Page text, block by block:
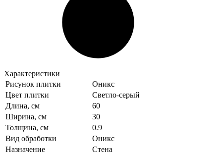
Характеристики
Рисунок плитки
Оникс
Цвет плитки
Светло-серый
Длина, см
60
Ширина, см
30
Толщина, см
0.9
Вид обработки
Оникс
Назначение
Стена